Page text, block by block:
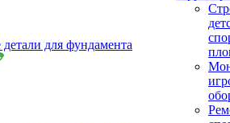
для фундамента